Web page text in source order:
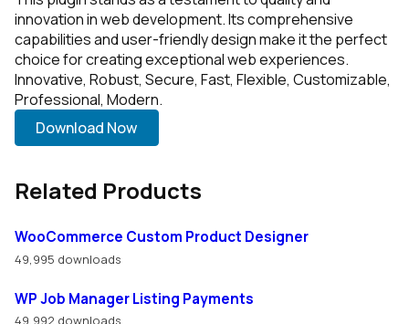
innovation in web development. Its comprehensive
capabilities and user-friendly design make it the perfect
choice for creating exceptional web experiences.
Innovative, Robust, Secure, Fast, Flexible, Customizable,
Professional, Modern.
Download Now
Related Products
WooCommerce Custom Product Designer
49,995 downloads
WP Job Manager Listing Payments
49,992 downloads